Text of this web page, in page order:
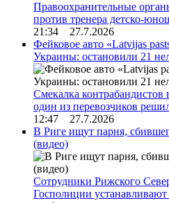
Правоохранительные
против тренера детско-
21:34 27.7.2026
Фейковое авто «Latvijas
Украины: остановили 21
Смекалка
один из перевозчиков
12:47 27.7.2026
В Риге ищут парня,
(видео)
Сотрудники Рижского
Госполиции устанавливают